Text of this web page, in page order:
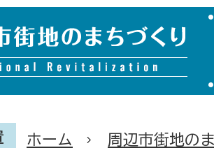
ホーム 周辺市街地の